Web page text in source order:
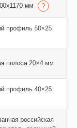
мм
профиль 50×25
полоса 20×4 мм
профиль 40×25
российская